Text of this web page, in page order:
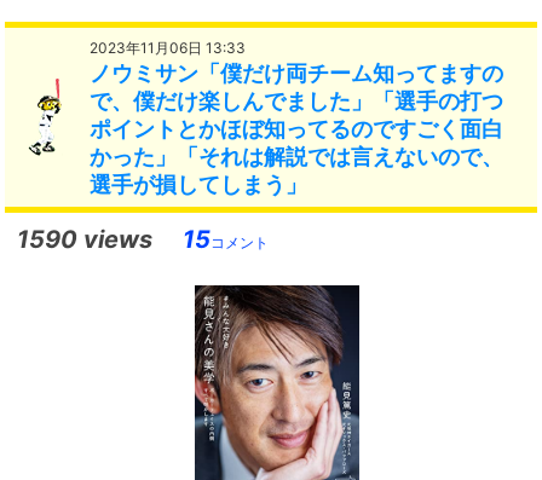
2023年11月06日 13:33
ノウミサン「僕だけ両チーム知ってますの
で、僕だけ楽しんでました」「選手の打つ
ポイントとかほぼ知ってるのですごく面白
かった」「それは解説では言えないので、
選手が損してしまう」
1590 views 15コメント